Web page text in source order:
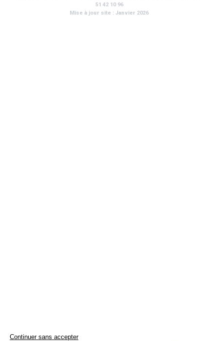
51 42 10 96
Mise à jour site : Janvier 2026
Continuer sans accepter